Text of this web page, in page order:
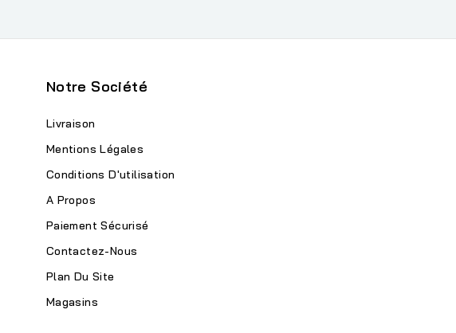
Notre Société
Livraison
Mentions Légales
Conditions D'utilisation
A Propos
Paiement Sécurisé
Contactez-Nous
Plan Du Site
Magasins